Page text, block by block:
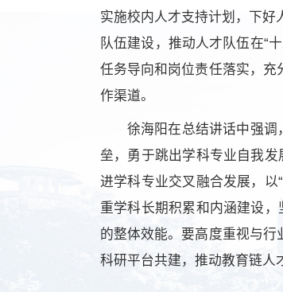
实施校内人才支持计划，下好
队伍建设，推动人才队伍在“
任务导向和岗位责任落实，充
作渠道。
徐海阳在总结讲话中强调
垒，勇于跳出学科专业自我发
进学科专业交叉融合发展，以
重学科长期积累和内涵建设，
的整体效能。要高度重视与
科研平台共建，推动教育链人